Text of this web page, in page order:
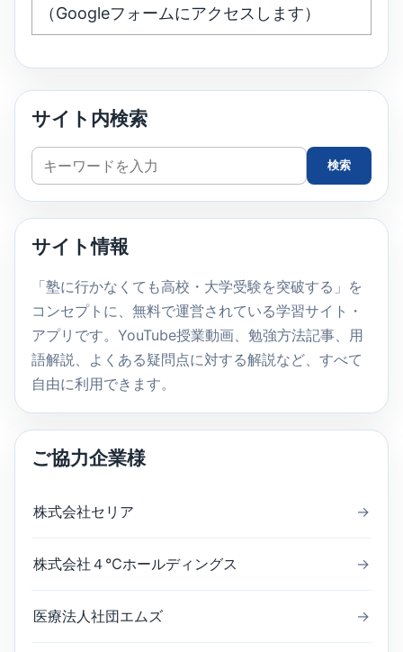
（Googleフォームにアクセスします）
サイト内検索
サ
イ
ト
検
索
検索
サイト情報
「塾に行かなくても高校・大学受験を突破する」を
コンセプトに、無料で運営されている学習サイト・
アプリです。YouTube授業動画、勉強方法記事、用
語解説、よくある疑問点に対する解説など、すべて
自由に利用できます。
ご協力企業様
株式会社セリア →
株式会社４℃ホールディングス →
医療法人社団エムズ →